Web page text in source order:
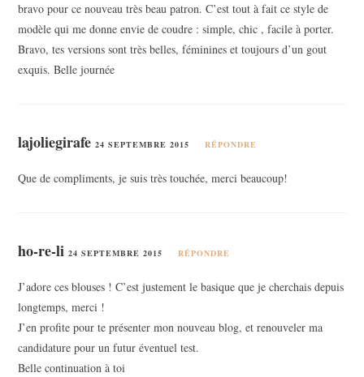
bravo pour ce nouveau très beau patron. C’est tout à fait ce style de
modèle qui me donne envie de coudre : simple, chic , facile à porter.
Bravo, tes versions sont très belles, féminines et toujours d’un gout
exquis. Belle journée
lajoliegirafe 24 SEPTEMBRE 2015 RÉPONDRE
Que de compliments, je suis très touchée, merci beaucoup!
ho-re-li 24 SEPTEMBRE 2015 RÉPONDRE
J’adore ces blouses ! C’est justement le basique que je cherchais depuis
longtemps, merci !
J’en profite pour te présenter mon nouveau blog, et renouveler ma
candidature pour un futur éventuel test.
Belle continuation à toi